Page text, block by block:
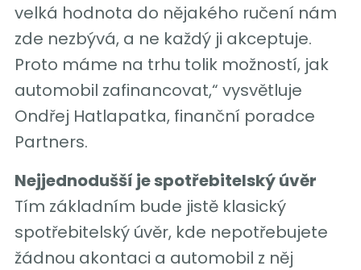
velká hodnota do nějakého ručení nám
zde nezbývá, a ne každý ji akceptuje.
Proto máme na trhu tolik možností, jak
automobil zafinancovat,“ vysvětluje
Ondřej Hatlapatka, finanční poradce
Partners.
Nejjednodušší je spotřebitelský úvěr
Tím základním bude jistě klasický
spotřebitelský úvěr, kde nepotřebujete
žádnou akontaci a automobil z něj